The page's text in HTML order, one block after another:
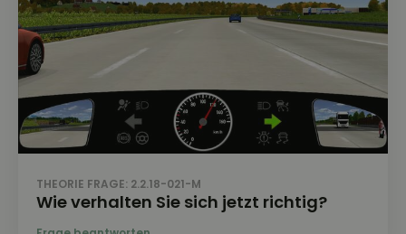
THEORIE FRAGE: 2.2.18-021-M
Wie verhalten Sie sich jetzt richtig?